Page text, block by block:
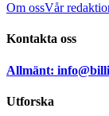
Om ossVår
Kontakta oss
Allmänt:
Utforska